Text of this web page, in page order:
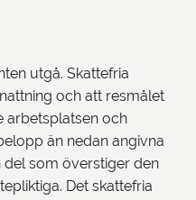
utgå. Skattefria
och att resmålet
arbetsplatsen och
än nedan angivna
del som överstiger den
Det skattefria